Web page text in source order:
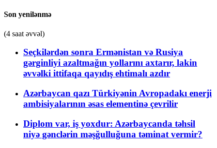
Son yenilənmə
(4 saat əvvəl)
Seçkilərdən sonra Ermənistan və Rusiya
gərginliyi azaltmağın yollarını axtarır, lakin
əvvəlki ittifaqa qayıdış ehtimalı azdır
Azərbaycan qazı Türkiyənin Avropadakı enerji
ambisiyalarının əsas elementinə çevrilir
Diplom var, iş yoxdur: Azərbaycanda təhsil
niyə gənclərin məşğulluğuna təminat vermir?